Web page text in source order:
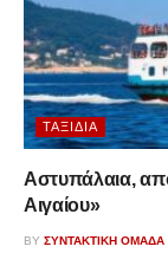
ΤΑΞΊΔΙΑ
Αστυπάλαια,
Αιγαίου»
BY ΣΥΝΤΑΚΤΙΚΉ ΟΜΆΔΑ